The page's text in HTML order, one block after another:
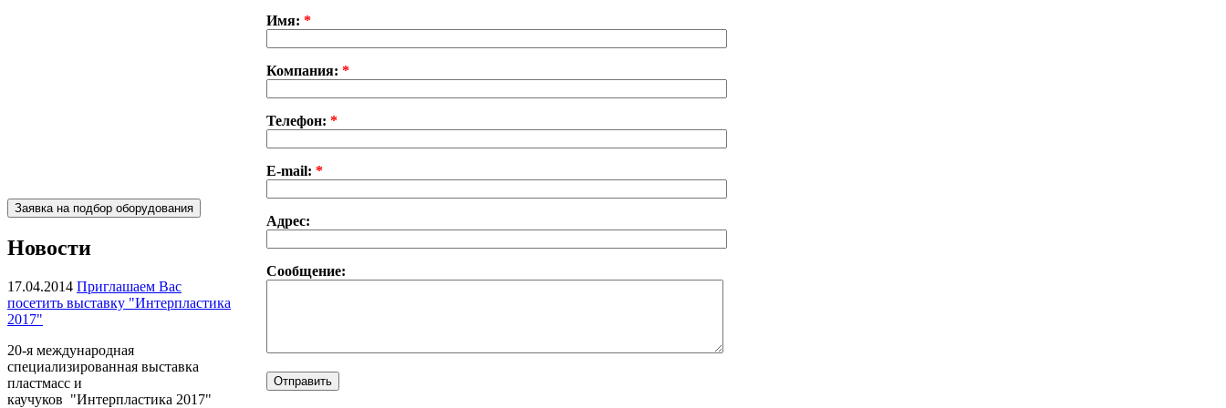
Пакетоделательная машина
BJAF+S 40*2M
Новости
17.04.2014 Приглашаем Вас
посетить выставку "Интерпластика
2017"
20-я международная
специализированная выставка
пластмасс и
каучуков "Интерпластика 2017"
Имя: *
Компания: *
Телефон: *
E-mail: *
Адрес:
Сообщение: